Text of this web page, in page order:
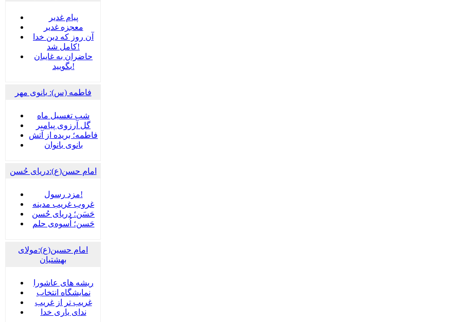
پيام غدير
معجزه غدیر
آن روز که دین خدا
کامل شد!
حاضران به غایبان
بگویید!
فاطمه (س): بانوی مهر
شب تغسیل ماه
گل آرزوی پیامبر
فاطمه؛ بریده از آتش
بانوی بانوان
امام حسن(ع):دریای حُسن
مزد رسول!
غروب غریب مدینه
حَسَن؛ دریای حُسن
حَسن؛ اُسوه‌ی حلم
امام حسین(ع):مولای
بهشتیان
ریشه های عاشورا
نمایشگاه انتخاب
غریب تر از غریب
ندای یاری خدا